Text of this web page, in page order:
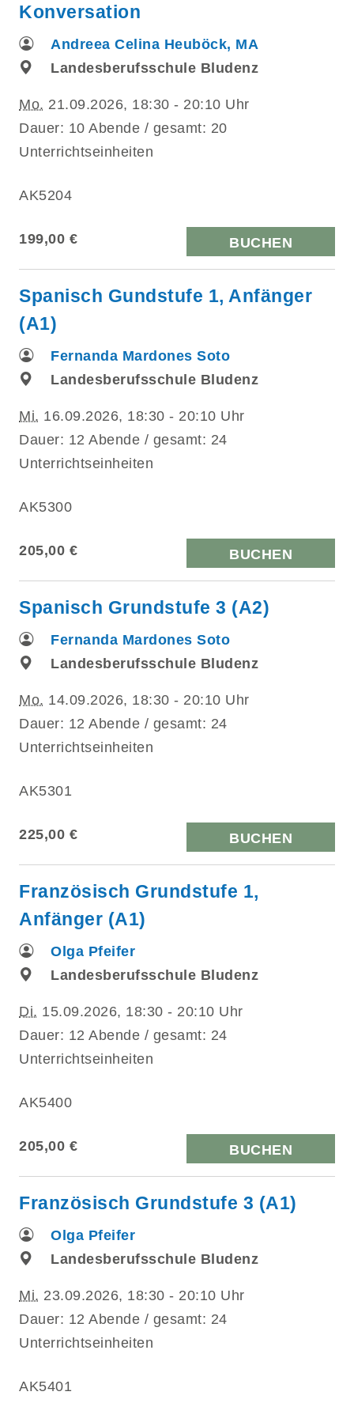
Konversation
Andreea Celina Heuböck, MA
Landesberufsschule Bludenz
Mo. 21.09.2026, 18:30 - 20:10 Uhr
Dauer: 10 Abende / gesamt: 20
Unterrichtseinheiten
AK5204
199,00 € BUCHEN
Spanisch Gundstufe 1, Anfänger
(A1)
Fernanda Mardones Soto
Landesberufsschule Bludenz
Mi. 16.09.2026, 18:30 - 20:10 Uhr
Dauer: 12 Abende / gesamt: 24
Unterrichtseinheiten
AK5300
205,00 € BUCHEN
Spanisch Grundstufe 3 (A2)
Fernanda Mardones Soto
Landesberufsschule Bludenz
Mo. 14.09.2026, 18:30 - 20:10 Uhr
Dauer: 12 Abende / gesamt: 24
Unterrichtseinheiten
AK5301
225,00 € BUCHEN
Französisch Grundstufe 1,
Anfänger (A1)
Olga Pfeifer
Landesberufsschule Bludenz
Di. 15.09.2026, 18:30 - 20:10 Uhr
Dauer: 12 Abende / gesamt: 24
Unterrichtseinheiten
AK5400
205,00 € BUCHEN
Französisch Grundstufe 3 (A1)
Olga Pfeifer
Landesberufsschule Bludenz
Mi. 23.09.2026, 18:30 - 20:10 Uhr
Dauer: 12 Abende / gesamt: 24
Unterrichtseinheiten
AK5401